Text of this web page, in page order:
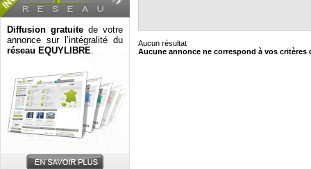
Diffusion gratuite de votre
annonce sur l’intégralité du
réseau EQUYLIBRE.
Aucun résultat
Aucune annonce ne correspond à vos critères